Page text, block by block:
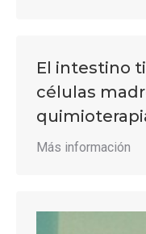
El intestino
células
Más información